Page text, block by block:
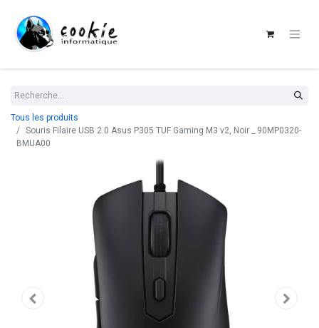
Tous les produits
Souris Filaire USB 2.0 Asus P305 TUF Gaming M3 v2, Noir _ 90MP0320-
BMUA00